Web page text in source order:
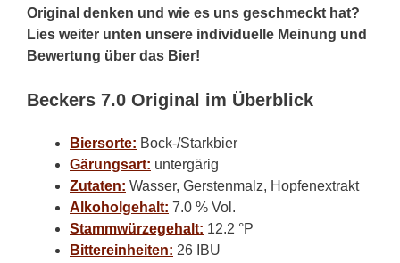
Original denken und wie es uns geschmeckt hat?
Lies weiter unten unsere individuelle Meinung und
Bewertung über das Bier!
Beckers 7.0 Original im Überblick
Biersorte: Bock-/Starkbier
Gärungsart: untergärig
Zutaten: Wasser, Gerstenmalz, Hopfenextrakt
Alkoholgehalt: 7.0 % Vol.
Stammwürzegehalt: 12.2 °P
Bittereinheiten: 26 IBU